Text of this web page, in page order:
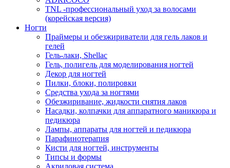
TNL -профессиональный уход за волосами
(корейская версия)
Ногти
Праймеры и обезжириватели для гель лаков и
гелей
Гель-лаки, Shellac
Гель, полигель для моделирования ногтей
Декор для ногтей
Пилки, блоки, полировки
Средства ухода за ногтями
Обезжиривание, жидкости снятия лаков
Насадки, колпачки для аппаратного маникюра и
педикюра
Лампы, аппараты для ногтей и педикюра
Парафинотерапия
Кисти для ногтей, инструменты
Типсы и формы